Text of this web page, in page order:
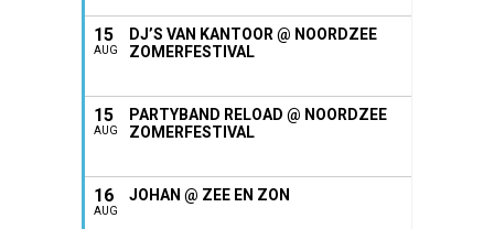
15
AUG
DJ’S VAN KANTOOR @ NOORDZEE
ZOMERFESTIVAL
15
AUG
PARTYBAND RELOAD @ NOORDZEE
ZOMERFESTIVAL
16
AUG
JOHAN @ ZEE EN ZON